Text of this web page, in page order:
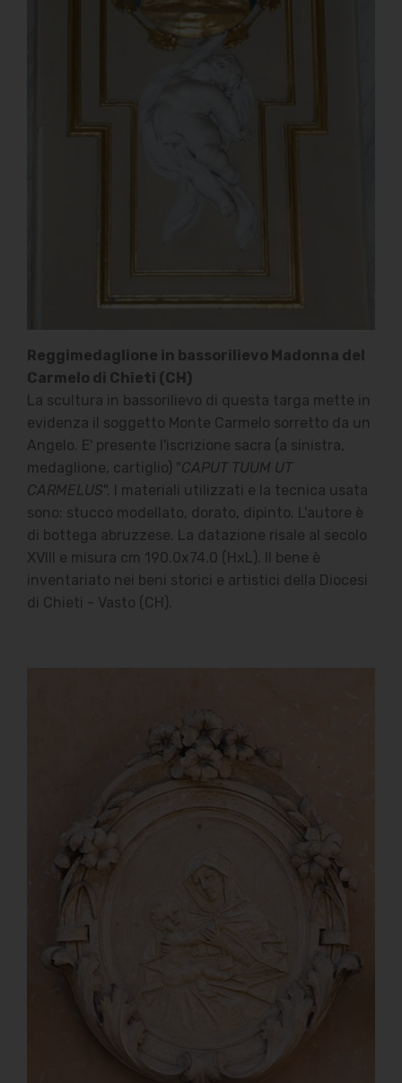
Reggimedaglione in bassorilievo Madonna del
Carmelo di Chieti (CH)
La scultura in bassorilievo di questa targa mette in
evidenza il soggetto Monte Carmelo sorretto da un
Angelo. E' presente l'iscrizione sacra (a sinistra,
medaglione, cartiglio) "CAPUT TUUM UT
CARMELUS". I materiali utilizzati e la tecnica usata
sono: stucco modellato, dorato, dipinto. L'autore è
di bottega abruzzese. La datazione risale al secolo
XVIII e misura cm 190.0x74.0 (HxL). Il bene è
inventariato nei beni storici e artistici della Diocesi
di Chieti - Vasto (CH).